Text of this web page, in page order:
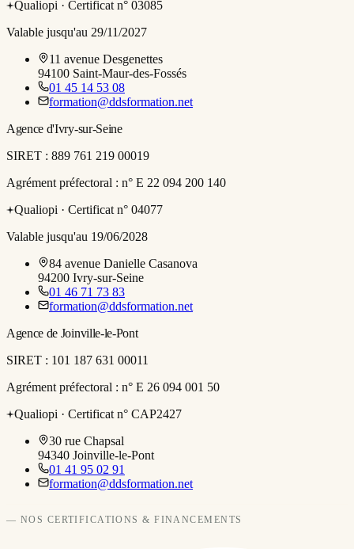
Qualiopi · Certificat n° 03085
Valable jusqu'au 29/11/2027
11 avenue Desgenettes
94100 Saint-Maur-des-Fossés
01 45 14 53 08
formation@ddsformation.net
Agence d'Ivry-sur-Seine
SIRET : 889 761 219 00019
Agrément préfectoral : n° E 22 094 200 140
Qualiopi · Certificat n° 04077
Valable jusqu'au 19/06/2028
84 avenue Danielle Casanova
94200 Ivry-sur-Seine
01 46 71 73 83
formation@ddsformation.net
Agence de Joinville-le-Pont
SIRET : 101 187 631 00011
Agrément préfectoral : n° E 26 094 001 50
Qualiopi · Certificat n° CAP2427
30 rue Chapsal
94340 Joinville-le-Pont
01 41 95 02 91
formation@ddsformation.net
— NOS CERTIFICATIONS & FINANCEMENTS